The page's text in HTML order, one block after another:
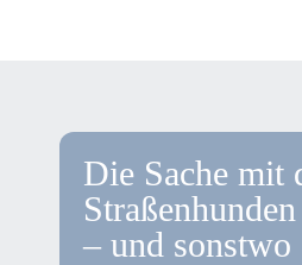
Die Sache mit
– und sonstwo